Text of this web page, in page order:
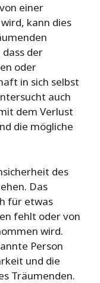
einer
kann dies
der
oder
in sich selbst
auch
dem Verlust
die mögliche
des
Das
für etwas
fehlt oder von
wird.
Person
und die
Träumenden.